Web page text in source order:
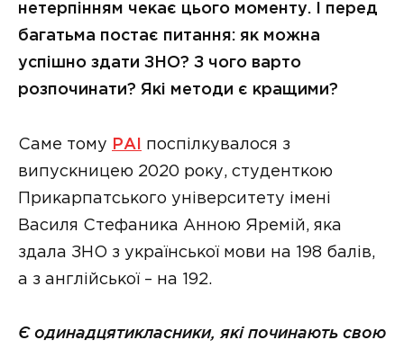
нетерпінням чекає цього моменту. І перед
багатьма постає питання: як можна
успішно здати ЗНО? З чого варто
розпочинати? Які методи є кращими?
Саме тому РАІ
поспілкувалося з
випускницею 2020 року, студенткою
Прикарпатського університету імені
Василя Стефаника Анною Яремій, яка
здала ЗНО з української мови на 198 балів,
а з англійської – на 192.
Є одинадцятикласники, які починають свою